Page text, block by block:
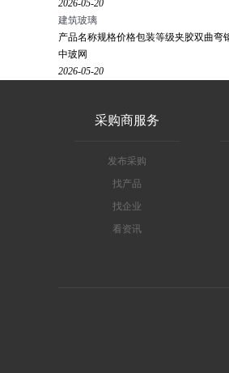
2026-05-20
建筑玻璃
产品名称规格价格包装等级夹胶双曲弯
中玻网
2026-05-20
采购商服务
发布采购
找产品
找企业
看资讯